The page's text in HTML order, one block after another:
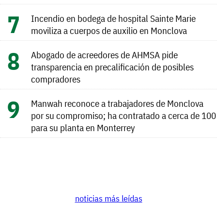
Incendio en bodega de hospital Sainte Marie
moviliza a cuerpos de auxilio en Monclova
Abogado de acreedores de AHMSA pide
transparencia en precalificación de posibles
compradores
Manwah reconoce a trabajadores de Monclova
por su compromiso; ha contratado a cerca de 100
para su planta en Monterrey
noticias más leídas